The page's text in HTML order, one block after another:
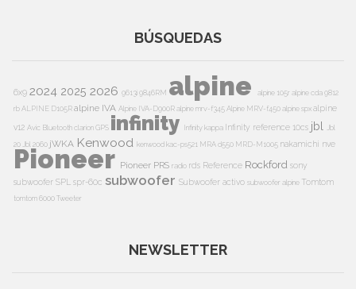
BÚSQUEDAS
6x9 2024 2025 2026 9613i9846RM alpine alpine 105r alpine cda 9812
rbALPINE D105Ralpine IVA Alpine IVA-D900Ralpine mrv-f345Alpine MRV-f450alpine spxalpine
v12 Avic BluetoothclarionGPS infinity Infinity kappa Infinity reference 10cs jbl Jbl
20 Jbl 2060 jWKA Kenwood kenwood kac-ps521 MRA d550 MRD-M1005 nakamichi nve
Pioneer Pioneer PRS radio rds Reference Rockford sony
subwoofer SPL spr-60c subwoofer Subwoofer activo subwoofer alpine Tomtom
tomtom 6000Tweeter
NEWSLETTER